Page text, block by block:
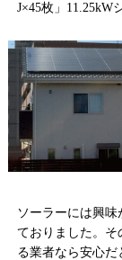
J×45枚」11.25kW
ソーラーには興
ておりました。そ
る業者なら安心